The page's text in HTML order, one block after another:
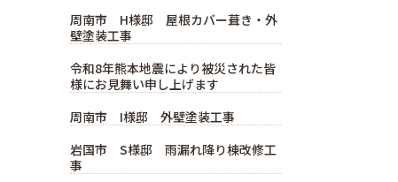
周南市 H様邸 屋根カバー葺き・外
壁塗装工事
令和8年熊本地震により被災された皆
様にお見舞い申し上げます
周南市 I様邸 外壁塗装工事
岩国市 S様邸 雨漏れ降り棟改修工
事